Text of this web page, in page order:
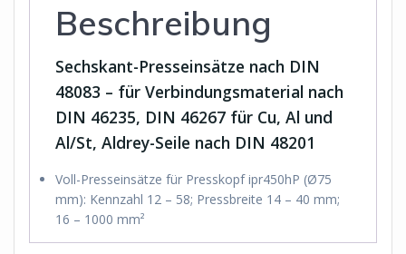
Beschreibung
Sechskant-Presseinsätze nach DIN
48083 – für Verbindungsmaterial nach
DIN 46235, DIN 46267 für Cu, Al und
Al/St, Aldrey-Seile nach DIN 48201
Voll-Presseinsätze für Presskopf ipr450hP (Ø75
mm): Kennzahl 12 – 58; Pressbreite 14 – 40 mm;
16 – 1000 mm²